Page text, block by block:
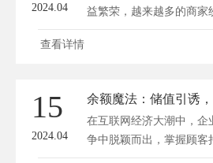
2024.04
益繁荣，越来越多的商家
图...
查看详情
15
2024.04
在互联网经济大潮中，企
争中脱颖而出，掌握顾客
重...